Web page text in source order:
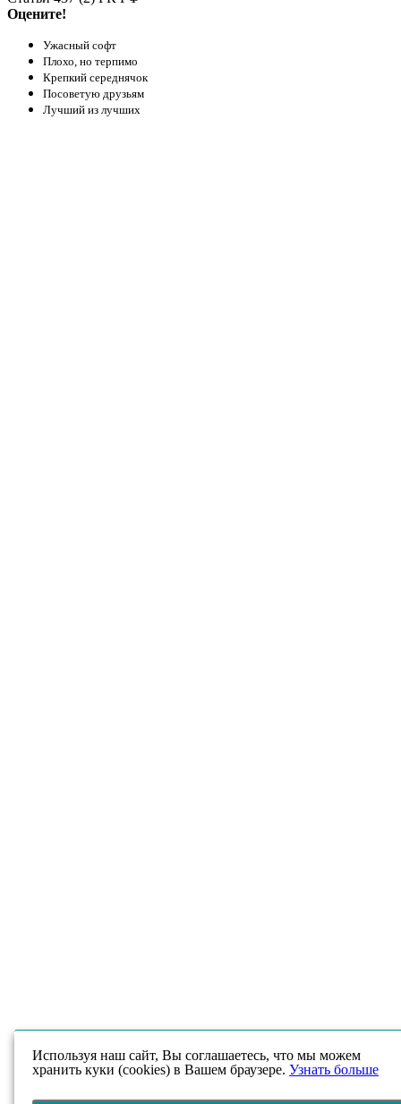
Оцените!
Ужасный софт
Плохо, но терпимо
Крепкий середнячок
Посоветую друзьям
Лучший из лучших
Используя наш сайт, Вы соглашаетесь, что мы можем
хранить куки (cookies) в Вашем браузере. Узнать больше